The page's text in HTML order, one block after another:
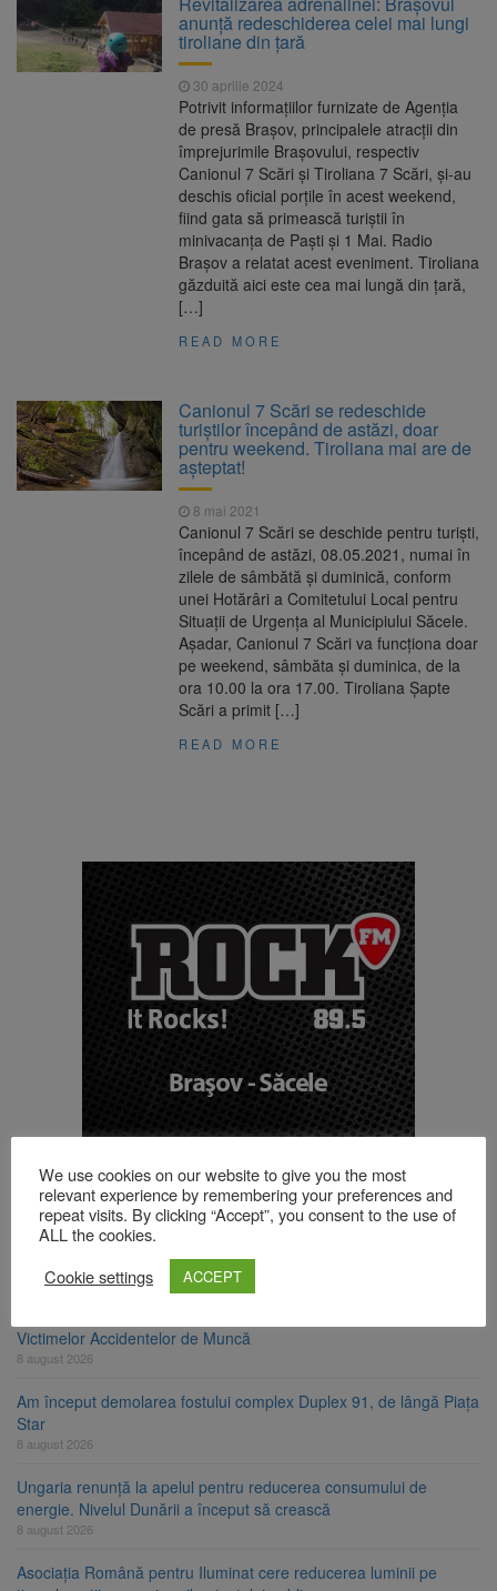
Nivelul Dunării a început să crească
8 august 2026
Asociația Română pentru
Iluminat cere reducerea luminii pe timpul
nopții, nu oprirea iluminatului public
Trafic blocat pe DN1E Brașov
– Poiana Brașov după un accident. Două
persoane primesc îngrijiri medicale
Se schimbă examenul de
medic specialist. Subiecte unice în toată țara,
aceeași oră și același barem
anunță redeschiderea celei mai lungi
tiroliane din țară
30 aprilie 2024
Potrivit informațiilor furnizate de Agenția
de presă Brașov, principalele atracții din
împrejurimile Brașovului, respectiv
Canionul 7 Scări și Tiroliana 7 Scări, și-au
deschis oficial porțile în acest weekend,
fiind gata să primească turiștii în
minivacanța de Paști și 1 Mai. Radio
Brașov a relatat acest eveniment. Tiroliana
găzduită aici este cea mai lungă din țară,
[…]
READ MORE
Canionul 7 Scări se redeschide
turiştilor începând de astăzi, doar
pentru weekend. Tiroliana mai are de
așteptat!
8 mai 2021
Canionul 7 Scări se deschide pentru turişti,
începând de astăzi, 08.05.2021, numai în
zilele de sâmbătă şi duminică, conform
unei Hotărâri a Comitetului Local pentru
Situații de Urgența al Municipiului Săcele.
Așadar, Canionul 7 Scări va funcționa doar
pe weekend, sâmbăta și duminica, de la
ora 10.00 la ora 17.00. Tiroliana Șapte
Scări a primit […]
READ MORE
TOP ȘTIRI
Se schimbă examenul de medic specialist. Subiecte unice în toată
8 august 2026
Victimelor Accidentelor de Muncă
8 august 2026
Am început demolarea fostului complex Duplex 91, de lângă Piața
Star
8 august 2026
Ungaria renunță la apelul pentru reducerea consumului de
energie. Nivelul Dunării a început să crească
8 august 2026
Asociația Română pentru Iluminat cere reducerea luminii pe
We use cookies on our website to give you the most
relevant experience by remembering your preferences and
repeat visits. By clicking “Accept”, you consent to the use of
ALL the cookies.
Cookie settings
ACCEPT